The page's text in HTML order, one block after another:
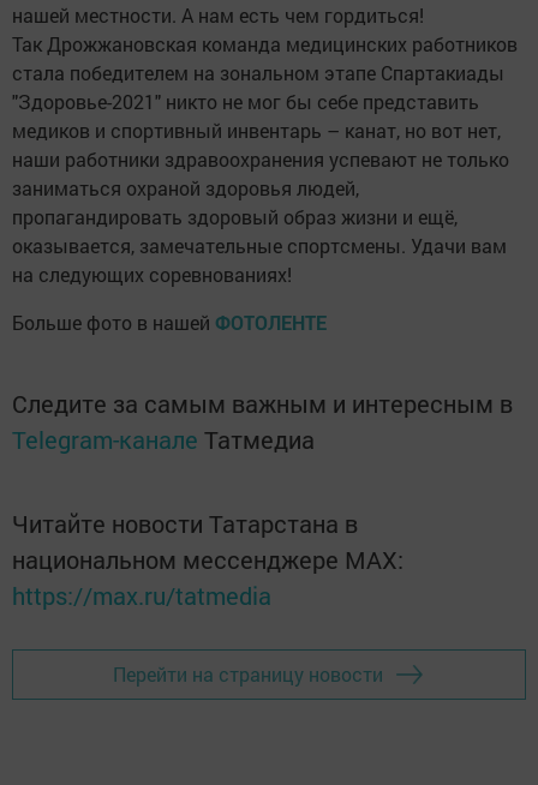
нашей местности. А нам есть чем гордиться!
Так Дрожжановская команда медицинских работников
стала победителем на зональном этапе Спартакиады
"Здоровье-2021" никто не мог бы себе представить
медиков и спортивный инвентарь – канат, но вот нет,
наши работники здравоохранения успевают не только
заниматься охраной здоровья людей,
пропагандировать здоровый образ жизни и ещё,
оказывается, замечательные спортсмены. Удачи вам
на следующих соревнованиях!
Больше фото в нашей ФОТОЛЕНТЕ
Следите за самым важным и интересным в
Telegram-канале Татмедиа
Читайте новости Татарстана в
национальном мессенджере MАХ:
https://max.ru/tatmedia
Перейти на страницу новости